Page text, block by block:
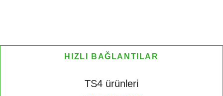
HIZLI BAĞLANTILAR
TS4 ürünleri